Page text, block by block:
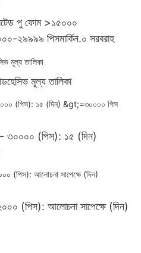
পু ফোম >১৫০০০
২৯৯৯৯ পিসমার্কিন.০ সরবরাহ
মূল্য তালিকা
- ৩০০০০ (পিস): ১৫ (দিন)
(পিস): আলোচনা সাপেক্ষে (দিন)